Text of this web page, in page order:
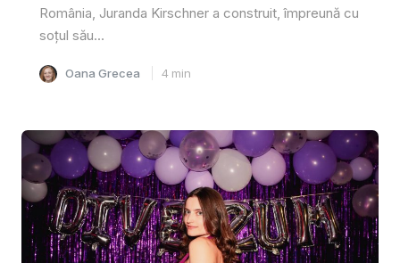
România, Juranda Kirschner a construit, împreună cu
soțul său...
Oana Grecea 4 min